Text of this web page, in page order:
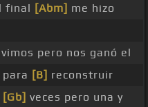
final [Abm] me hizo
pero nos ganó el
[B] reconstruir
[Gb] veces pero una y